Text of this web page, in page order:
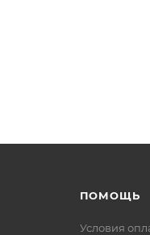
ПОМОЩЬ
Условия